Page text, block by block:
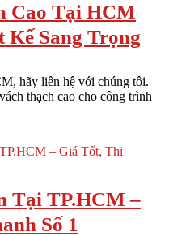
Cao Tại HCM
Kế Sang Trọng
hãy liên hệ với chúng tôi.
thạch cao cho công trình
Tại TP.HCM –
Số 1